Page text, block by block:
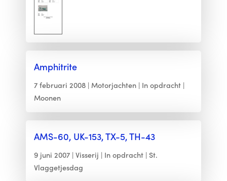
Amphitrite
7 februari 2008 Motorjachten
In opdracht
Moonen
AMS-60, UK-153, TX-5, TH-43
9 juni 2007 Visserij In opdracht St.
Vlaggetjesdag